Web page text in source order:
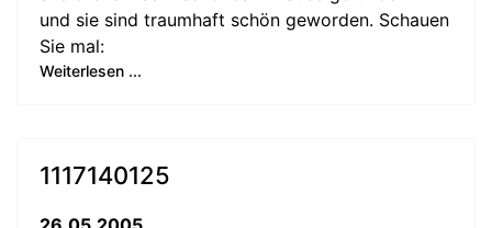
und sie sind traumhaft schön geworden. Schauen
Sie mal:
Weiterlesen ...
1117140125